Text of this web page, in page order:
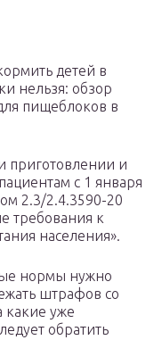
детей в
нельзя: обзор
пищеблоков в
приготовлении и
с 1 января
2.3/2.4.3590-20
требования к
населения».
нормы нужно
штрафов со
какие уже
обратить